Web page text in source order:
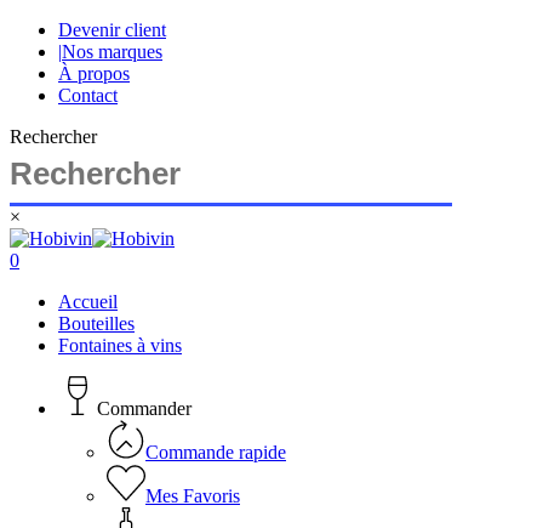
Skip
main
content
Devenir client
|Nos marques
À propos
Contact
Rechercher
×
Close
Search
search
account
0
Accueil
Bouteilles
Fontaines à vins
Commander
Commande rapide
Mes Favoris